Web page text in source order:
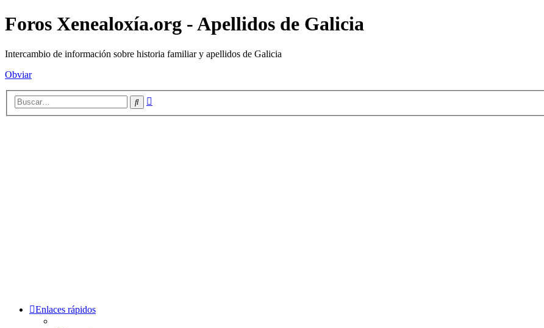
Foros Xenealoxía.org - Apellidos de Galicia
Intercambio de información sobre historia familiar y apellidos de Galicia
Obviar
Buscar
Enlaces rápidos